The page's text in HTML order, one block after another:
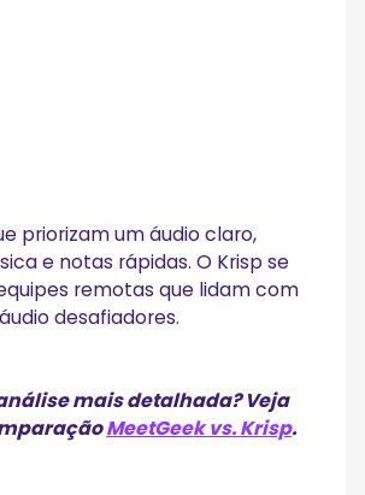
priorizam um áudio claro,
e notas rápidas. O Krisp se
remotas que lidam com
desafiadores.
mais detalhada? Veja
MeetGeek vs. Krisp.